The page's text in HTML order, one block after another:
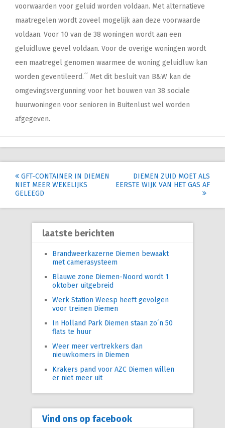
voorwaarden voor geluid worden voldaan. Met alternatieve
maatregelen wordt zoveel mogelijk aan deze voorwaarde
voldaan. Voor 10 van de 38 woningen wordt aan een
geluidluwe gevel voldaan. Voor de overige woningen wordt
een maatregel genomen waarmee de woning geluidluw kan
worden geventileerd.´´ Met dit besluit van B&W kan de
omgevingsvergunning voor het bouwen van 38 sociale
huurwoningen voor senioren in Buitenlust wel worden
afgegeven.
Post
navigation
GFT-CONTAINER IN DIEMEN
NIET MEER WEKELIJKS
GELEEGD
DIEMEN ZUID MOET ALS
EERSTE WIJK VAN HET GAS AF
laatste berichten
Brandweerkazerne Diemen bewaakt
met camerasysteem
Blauwe zone Diemen-Noord wordt 1
oktober uitgebreid
Werk Station Weesp heeft gevolgen
voor treinen Diemen
In Holland Park Diemen staan zo´n 50
flats te huur
Weer meer vertrekkers dan
nieuwkomers in Diemen
Krakers pand voor AZC Diemen willen
er niet meer uit
Vind ons op facebook